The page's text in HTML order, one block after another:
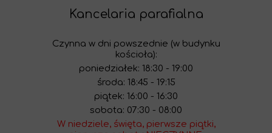
Kancelaria parafialna
Czynna w dni powszednie (w budynku
kościoła):
poniedziałek: 18:30 - 19:00
środa: 18:45 - 19:15
piątek: 16:00 - 16:30
sobota: 07:30 - 08:00
W niedziele, święta, pierwsze piątki,